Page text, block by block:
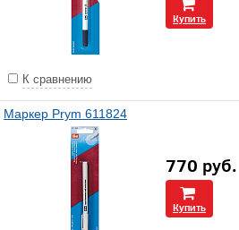
Купить
К сравнению
Маркер Prym 611824
770 руб.
Купить